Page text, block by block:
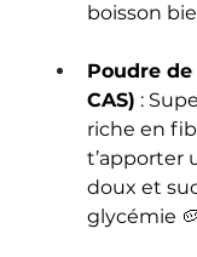
boisson
Poudre
CAS) :
riche en
t’apporter
doux et
glycémie